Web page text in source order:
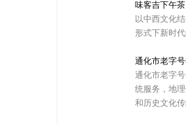
味客吉下午茶
以中西文化
形式下新时
通化市老字
通化市老字
统服务，地
和历史文化